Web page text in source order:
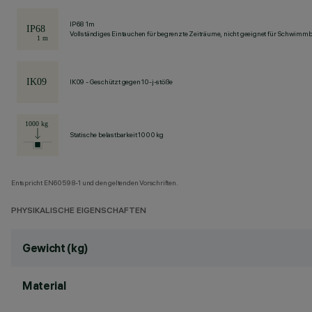
IP68 1m
Vollständiges Eintauchen für begrenzte Zeiträume, nicht geeignet für
IK09 - Geschützt gegen 10-j-stöße
Statische belastbarkeit 1000 kg
Entspricht EN60598-1 und den geltenden Vorschriften.
PHYSIKALISCHE EIGENSCHAFTEN
Gewicht (kg)
Material